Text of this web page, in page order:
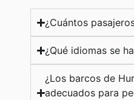
¿Cuántos
¿Qué idiomas se
¿Los barcos de
adecuados para